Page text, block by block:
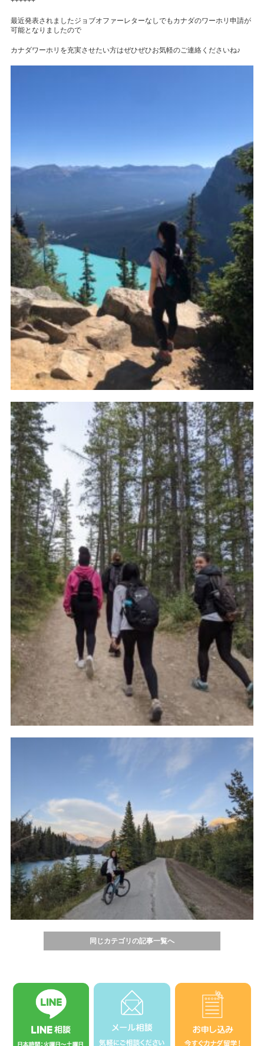
最近発表されましたジョブオファーレターなしでもカナダのワーホリ申請が
可能となりましたので
カナダワーホリを充実させたい方はぜひぜひお気軽のご連絡くださいね♪
同じカテゴリの記事一覧へ